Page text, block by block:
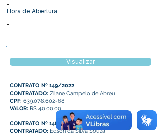
-
Hora de Abertura
-
Visualizar
CONTRATO Nº 149/2022
CONTRATADO: Zilane Campelo de Abreu
CPF: 639.078.602-68
VALOR: R$ 40.00,00
CONTRATO Nº 148/2022
CONTRATADO: Edson da Silva Souza